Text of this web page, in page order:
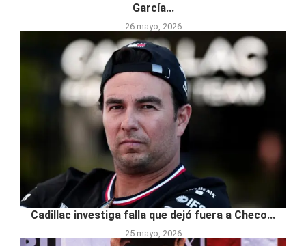
García...
26 mayo, 2026
Cadillac investiga falla que dejó fuera a Checo...
25 mayo, 2026